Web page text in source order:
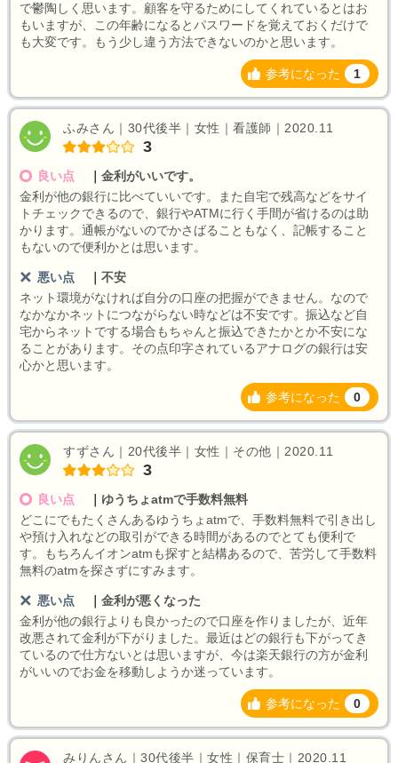
で鬱陶しく思います。顧客を守るためにしてくれているとはお
もいますが、この年齢になるとパスワードを覚えておくだけで
も大変です。もう少し違う方法できないのかと思います。
参考になった 1
ふみさん｜30代後半｜女性｜看護師｜2020.11
3
良い点
金利がいいです。
金利が他の銀行に比べていいです。また自宅で残高などをサイ
トチェックできるので、銀行やATMに行く手間が省けるのは助
かります。通帳がないのでかさばることもなく、記帳すること
もないので便利かとは思います。
悪い点
不安
ネット環境がなければ自分の口座の把握ができません。なので
なかなかネットにつながらない時などは不安です。振込など自
宅からネットでする場合もちゃんと振込できたかとか不安にな
ることがあります。その点印字されているアナログの銀行は安
心かと思います。
参考になった 0
すずさん｜20代後半｜女性｜その他｜2020.11
3
良い点
ゆうちょatmで手数料無料
どこにでもたくさんあるゆうちょatmで、手数料無料で引き出し
や預け入れなどの取引ができる時間があるのでとても便利で
す。もちろんイオンatmも探すと結構あるので、苦労して手数料
無料のatmを探さずにすみます。
悪い点
金利が悪くなった
金利が他の銀行よりも良かったので口座を作りましたが、近年
改悪されて金利が下がりました。最近はどの銀行も下がってき
ているので仕方ないとは思いますが、今は楽天銀行の方が金利
がいいのでお金を移動しようか迷っています。
参考になった 0
みりんさん｜30代後半｜女性｜保育士｜2020.11